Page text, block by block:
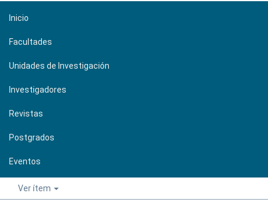
Inicio
Facultades
Unidades de Investigación
Investigadores
Revistas
Postgrados
Eventos
Ver ítem